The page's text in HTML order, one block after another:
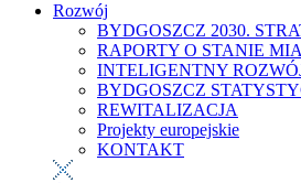
Rozwój
BYDGOSZCZ 2030.
RAPORTY O STANIE
INTELIGENTNY
BYDGOSZCZ
REWITALIZACJA
Projekty europejskie
KONTAKT